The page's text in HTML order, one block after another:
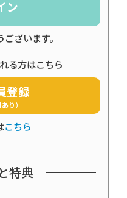
ン
ざいます。
る方はこちら
登録
り）
こちら
特典